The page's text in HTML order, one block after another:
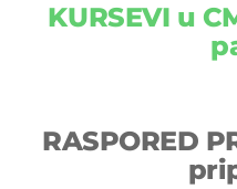
KURSEVI u
RASPORED